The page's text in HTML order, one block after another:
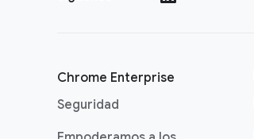
Chrome Enterprise
Seguridad